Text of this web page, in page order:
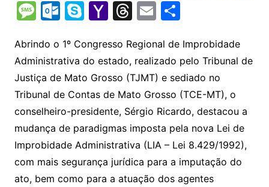
o
p
y
Li
n
k
h
at
s
A
p
p
el
e
gr
a
m
b
er
in
t
n
e
dI
n
l
gl
e
a
s
sr
o
e
M
s
s
a
g
e
O
lo
o
k.
c
o
m
S
y
p
e
Y
h
o
o
M
ai
l
T
e
a
d
s
E
ai
l
ar
e
Abrindo o 1º Congresso Regional de Improbidade
Administrativa do estado, realizado pelo Tribunal de
Justiça de Mato Grosso (TJMT) e sediado no
Tribunal de Contas de Mato Grosso (TCE-MT), o
conselheiro-presidente, Sérgio Ricardo, destacou a
mudança de paradigmas imposta pela nova Lei de
Improbidade Administrativa (LIA – Lei 8.429/1992),
com mais segurança jurídica para a imputação do
ato, bem como para a atuação dos agentes